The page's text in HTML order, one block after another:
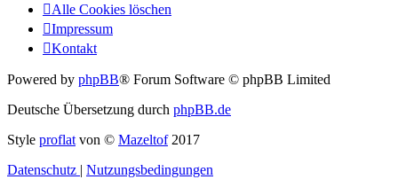
Alle Cookies löschen
Impressum
Kontakt
Powered by phpBB® Forum Software © phpBB Limited
Deutsche Übersetzung durch phpBB.de
Style proflat von © Mazeltof2017
Datenschutz | Nutzungsbedingungen